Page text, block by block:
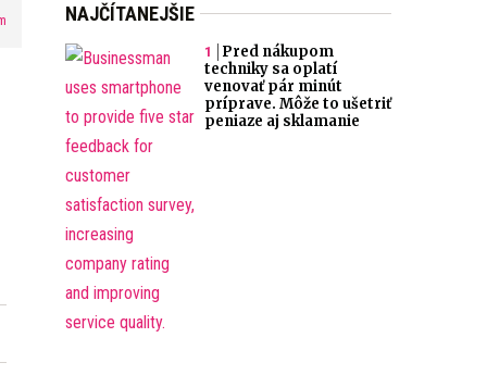
NAJČÍTANEJŠIE
Pred nákupom
techniky sa oplatí
venovať pár minút
príprave. Môže to ušetriť
peniaze aj sklamanie